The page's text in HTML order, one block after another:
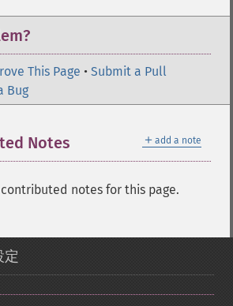
This Page • Submit a Pull
Bug
＋ add a note
Notes
notes for this page.
定